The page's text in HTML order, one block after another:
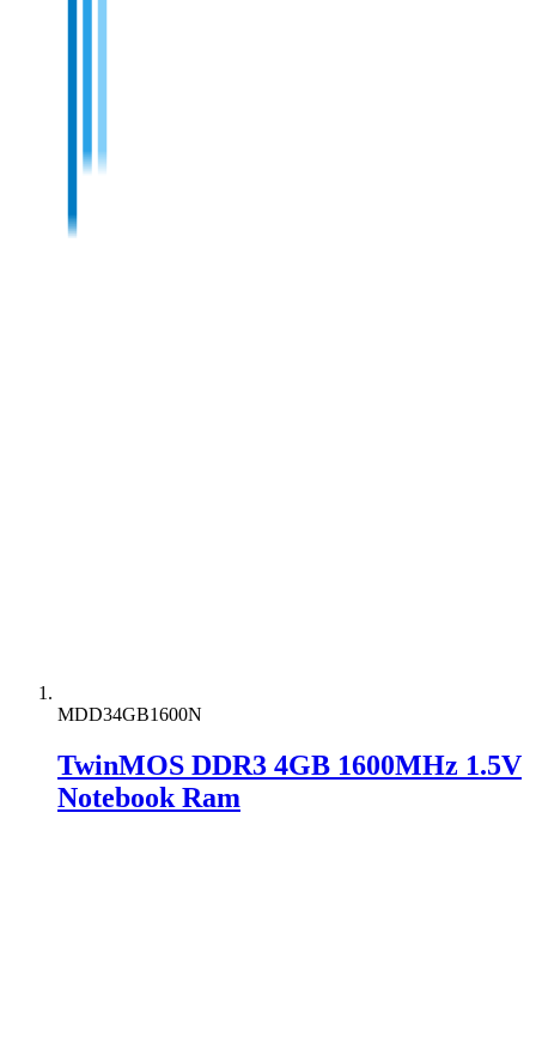
MDD34GB1600N
TwinMOS DDR3 4GB 1600MHz 1.5V
Notebook Ram